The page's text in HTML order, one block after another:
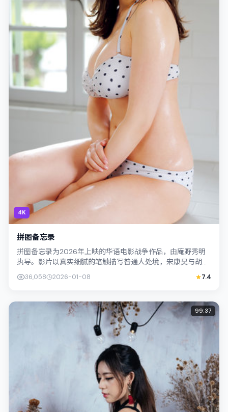
4K
拼图备忘录
拼图备忘录为2026年上映的华语电影战争作品，由庵野秀明
执导。影片以真实细腻的笔触描写普通人处境，宋康昊与胡歌
36,058 2026-01-08 7.4
99:37